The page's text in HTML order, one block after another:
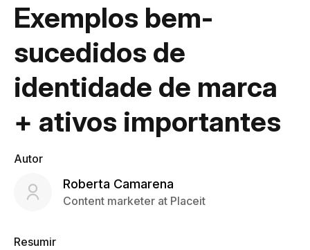
Exemplos bem-
sucedidos de
identidade de marca
+ ativos importantes
Autor
Roberta Camarena
Content marketer at Placeit
Resumir